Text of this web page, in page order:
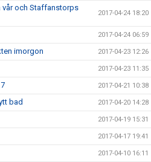
vår och Staffanstorps
2017-04-24 18:20
2017-04-24 06:59
imorgon 2017-04-23 12:26
2017-04-23 11:35
2017-04-21 10:38
bad 2017-04-20 14:28
2017-04-19 15:31
2017-04-17 19:41
2017-04-10 16:11